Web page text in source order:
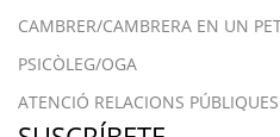
CAMBRER/CAMBRERA EN UN
PSICÒLEG/OGA
ATENCIÓ RELACIONS PÚBLIQUES